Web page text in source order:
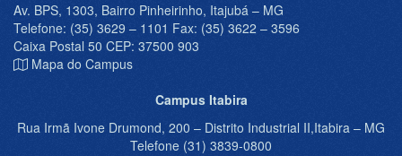
Av. BPS, 1303, Bairro Pinheirinho, Itajubá – MG
Telefone: (35) 3629 – 1101 Fax: (35) 3622 – 3596
Caixa Postal 50 CEP: 37500 903
Mapa do Campus
Campus Itabira
Rua Irmã Ivone Drumond, 200 – Distrito Industrial II,Itabira – MG
Telefone (31) 3839-0800